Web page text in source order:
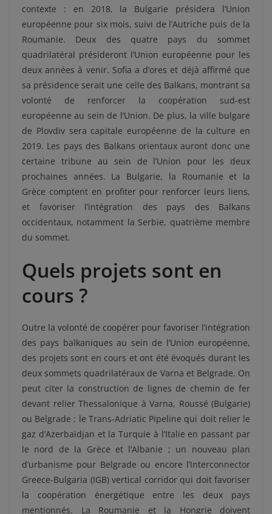
contexte : en 2018, la Bulgarie présidera l’Union
européenne pour six mois, suivi de l’Autriche puis de la
Roumanie. Deux des quatre pays du sommet
quadrilatéral présideront l’Union européenne pour les
deux années à venir. Sofia a d’ores et déjà affirmé que
sa présidence serait une celle des Balkans, montrant sa
volonté de renforcer la coopération sud-est
européenne au sein de l’Union. De plus, la ville bulgare
de Plovdiv sera capitale européenne de la culture en
2019. Les pays des Balkans orientaux auront donc une
certaine tribune au sein de l’Union pour les deux
prochaines années. La Bulgarie, la Roumanie et la
Grèce comptent en profiter pour renforcer leurs liens,
et favoriser l’intégration des pays des Balkans
occidentaux, notamment la Serbie, quatrième membre
du sommet.
Quels projets sont en
cours ?
Outre la volonté de coopérer pour favoriser l’intégration
des pays balkaniques au sein de l’Union européenne,
des projets sont en cours et ont été évoqués durant les
deux sommets quadrilatéraux de Varna et Belgrade. On
peut citer la construction de lignes de chemin de fer
devant relier Thessalonique à Varna, Roussé (Bulgarie)
ou Belgrade ; le Trans-Adriatic Pipeline qui doit relier le
gaz d’Azerbaïdjan et la Turquie à l’Italie en passant par
le nord de la Grèce et l’Albanie ; un nouveau plan
d’urbanisme pour Belgrade ou encore l’Interconnector
Greece-Bulgaria (IGB) vertical corridor qui doit favoriser
la coopération énergétique entre les deux pays
mentionnés. La Roumanie et la Hongrie doivent